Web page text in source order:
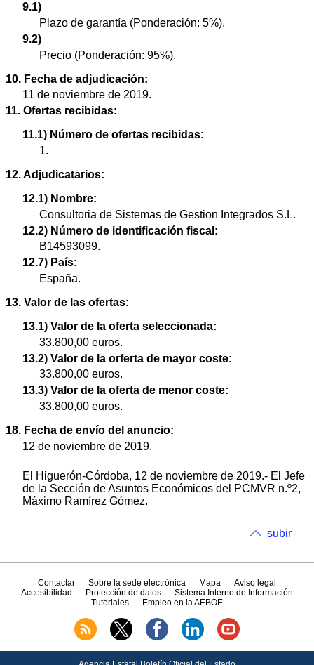
9.1)
Plazo de garantía (Ponderación: 5%).
9.2)
Precio (Ponderación: 95%).
10. Fecha de adjudicación:
11 de noviembre de 2019.
11. Ofertas recibidas:
11.1) Número de ofertas recibidas:
1.
12. Adjudicatarios:
12.1) Nombre:
Consultoria de Sistemas de Gestion Integrados S.L.
12.2) Número de identificación fiscal:
B14593099.
12.7) País:
España.
13. Valor de las ofertas:
13.1) Valor de la oferta seleccionada:
33.800,00 euros.
13.2) Valor de la orferta de mayor coste:
33.800,00 euros.
13.3) Valor de la oferta de menor coste:
33.800,00 euros.
18. Fecha de envío del anuncio:
12 de noviembre de 2019.
El Higuerón-Córdoba, 12 de noviembre de 2019.- El Jefe
de la Sección de Asuntos Económicos del PCMVR n.º2,
Máximo Ramírez Gómez.
subir
Contactar Sobre la sede electrónica Mapa
Aviso legal
Accesibilidad
Protección de datos
Sistema Interno de Información
Tutoriales
Empleo en la AEBOE